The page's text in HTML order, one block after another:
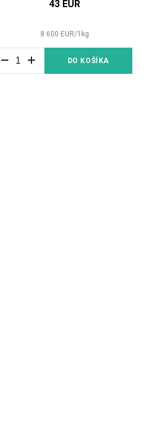
43 EUR
8 600 EUR/1 kg
DO KOŠÍKA